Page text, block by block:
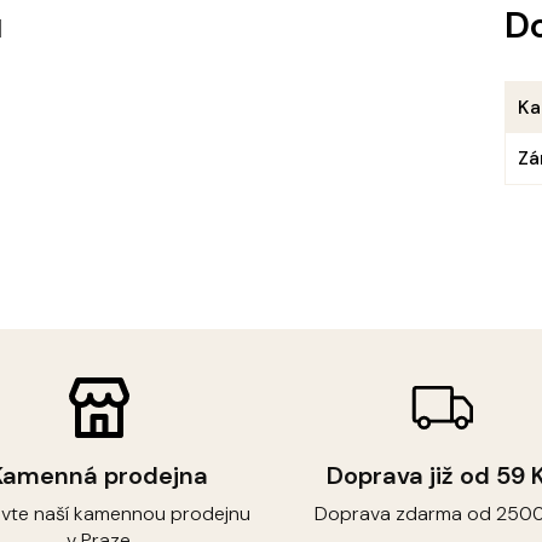
prodejna
naší kamennou prodejnu
Doprava již od 59
Doprava zdarma od